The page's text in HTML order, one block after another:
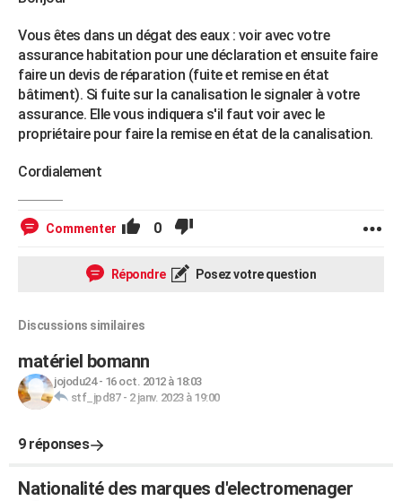
Vous êtes dans un dégat des eaux : voir avec votre
assurance habitation pour une déclaration et ensuite faire
faire un devis de réparation (fuite et remise en état
bâtiment). Si fuite sur la canalisation le signaler à votre
assurance. Elle vous indiquera s'il faut voir avec le
propriétaire pour faire la remise en état de la canalisation.
Cordialement
Commenter 0
Répondre Posez votre question
Discussions similaires
matériel bomann
jojodu24- 16 oct. 2012 à 18:03
stf_jpd87- 2 janv. 2023 à 19:00
9 réponses
Nationalité des marques d'electromenager